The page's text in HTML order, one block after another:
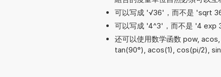
可以写成 '√36'，而不是 'sqrt
可以写成 '4^3'，而不是 '4 exp
还可以使用数学函数 pow,
tan(90°), acos(1), cos(pi/2),